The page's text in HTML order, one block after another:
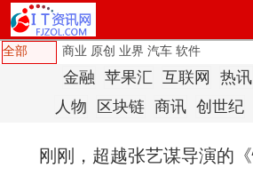
全部 商业 原创 业界 汽车 软件
金融 苹果汇 互联网 热讯
人物
区块链 商讯 创世纪
刚刚，超越张艺谋导演的